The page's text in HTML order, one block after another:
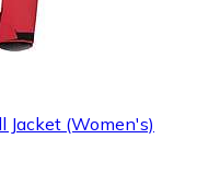
Jacket (Women's)